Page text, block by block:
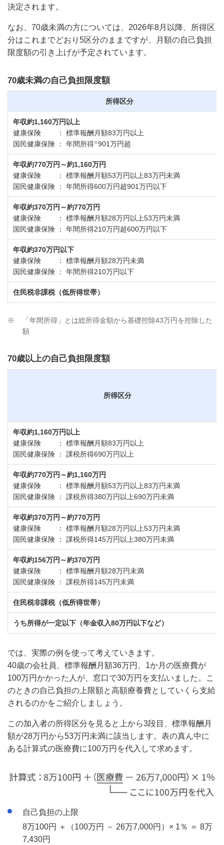
決定されます。
なお、70歳未満の方については、2026年8月以降、所得区
分はこれまでどおり5区分のままですが、月額の自己負担
限度額の引き上げが予定されています。
70歳未満の自己負担限度額
所得区分
年収約1,160万円以上
健康保険 ： 標準報酬月額83万円以上
国民健康保険 ： 年間所得※901万円超
年収約770万円～約1,160万円
健康保険 ： 標準報酬月額53万円以上83万円未満
国民健康保険 ： 年間所得600万円超901万円以下
年収約370万円～約770万円
健康保険 ： 標準報酬月額28万円以上53万円未満
国民健康保険 ： 年間所得210万円超600万円以下
年収約370万円以下
健康保険 ： 標準報酬月額28万円未満
国民健康保険 ： 年間所得210万円以下
住民税非課税（低所得世帯）
※
「年間所得」とは総所得金額から基礎控除43万円を控除した
額
70歳以上の自己負担限度額
所得区分
年収約1,160万円以上
健康保険 ： 標準報酬月額83万円以上
国民健康保険 ： 課税所得690万円以上
年収約770万円～約1,160万円
健康保険 ： 標準報酬月額53万円以上83万円未満
国民健康保険 ： 課税所得380万円以上690万円未満
年収約370万円～約770万円
健康保険 ： 標準報酬月額28万円以上53万円未満
国民健康保険 ： 課税所得145万円以上380万円未満
年収約156万円～約370万円
健康保険 ： 標準報酬月額28万円未満
国民健康保険 ： 課税所得145万円未満
住民税非課税（低所得世帯）
うち所得が一定以下（年金収入80万円以下など）
では、実際の例を使って考えていきます。
40歳の会社員、標準報酬月額36万円、1か月の医療費が
100万円かかった人が、窓口で30万円を支払いました。こ
のときの自己負担の上限額と高額療養費としていくら支給
されるのかをご紹介しましょう。
この加入者の所得区分を見ると上から3段目、標準報酬月
額が28万円から53万円未満に該当します。表の真ん中に
ある計算式の医療費に100万円を代入して求めます。
自己負担の上限
8万100円 ＋（100万円 － 26万7,000円）× 1％ ＝ 8万
7,430円